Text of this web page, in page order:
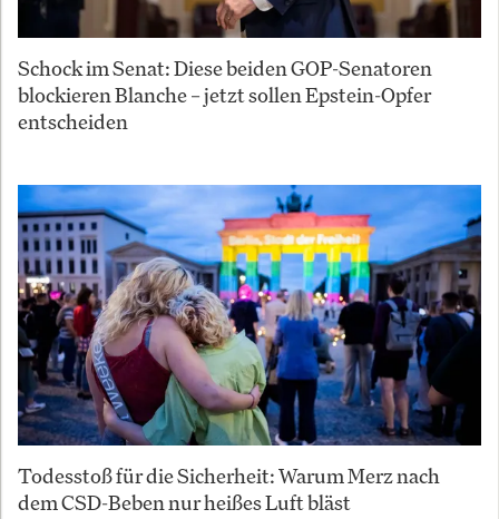
Schock im Senat: Diese beiden GOP-Senatoren
blockieren Blanche – jetzt sollen Epstein-Opfer
entscheiden
Todesstoß für die Sicherheit: Warum Merz nach
dem CSD-Beben nur heißes Luft bläst